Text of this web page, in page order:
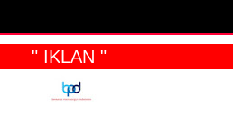
" IKLAN "